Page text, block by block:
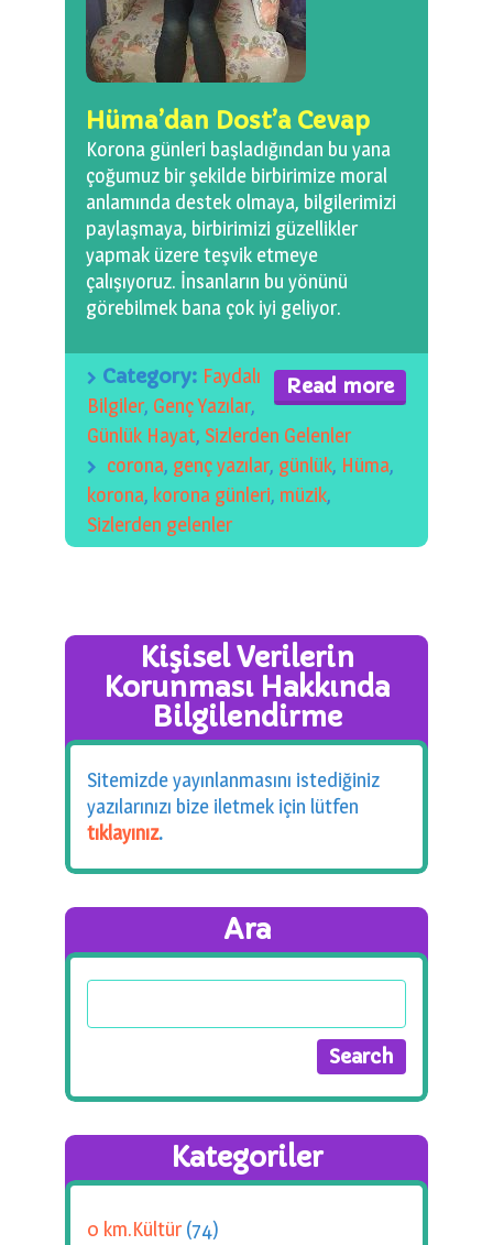
0 km.Bızdıklar Yazılarım
Filmlerimiz
Hadi Bize Yazın
Hüma’dan Dost’a Cevap
Korona günleri başladığından bu yana
çoğumuz bir şekilde birbirimize moral
anlamında destek olmaya, bilgilerimizi
paylaşmaya, birbirimizi güzellikler
yapmak üzere teşvik etmeye
çalışıyoruz. İnsanların bu yönünü
görebilmek bana çok iyi geliyor.
Read more
Category: Faydalı
Bilgiler, Genç Yazılar,
Günlük Hayat, Sizlerden Gelenler
corona, genç yazılar, günlük, Hüma,
korona, korona günleri, müzik,
Sizlerden gelenler
Kişisel Verilerin
Korunması Hakkında
Bilgilendirme
Sitemizde yayınlanmasını istediğiniz
yazılarınızı bize iletmek için lütfen
tıklayınız.
Ara
Kategoriler
0 km.Kültür(74)